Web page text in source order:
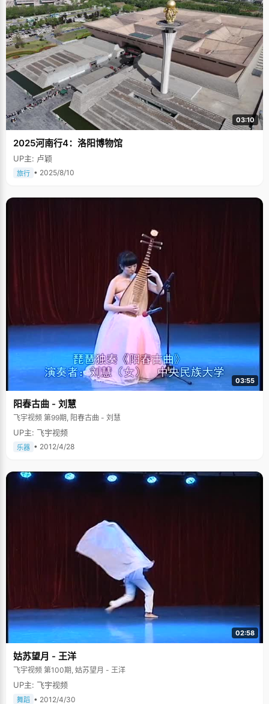
03:10
2025河南行4：洛阳博物馆
UP主: 卢颖
旅行 • 2025/8/10
03:55
阳春古曲 - 刘慧
飞宇视频 第99期, 阳春古曲 - 刘慧
UP主: 飞宇视频
乐器 • 2012/4/28
02:58
姑苏望月 - 王洋
飞宇视频 第100期, 姑苏望月 - 王洋
UP主: 飞宇视频
舞蹈 • 2012/4/30